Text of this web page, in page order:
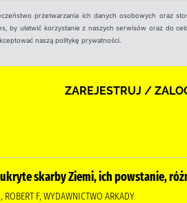
przetwarzania ich danych osobowych oraz
by ułatwić korzystanie z naszych serwisów oraz do
naszą politykę prywatności.
ZAREJESTRUJ /
skarby Ziemi, ich powstanie,
F, WYDAWNICTWO ARKADY